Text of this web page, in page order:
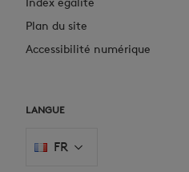
Plan du site
Accessibilité numérique
LANGUE
FR